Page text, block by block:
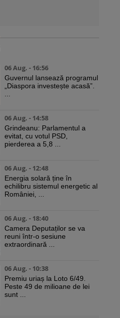
06 Aug. - 16:56
Guvernul lansează programul
„Diaspora investește acasă”.
06 Aug. - 14:58
Grindeanu: Parlamentul a
evitat, cu votul PSD,
pierderea a 5,8 ...
06 Aug. - 12:48
Energia solară ține în
echilibru sistemul energetic al
României, ...
06 Aug. - 18:40
Camera Deputaților se va
reuni într-o sesiune
extraordinară ...
06 Aug. - 10:38
Premiu uriaș la Loto 6/49.
Peste 49 de milioane de lei
sunt ...